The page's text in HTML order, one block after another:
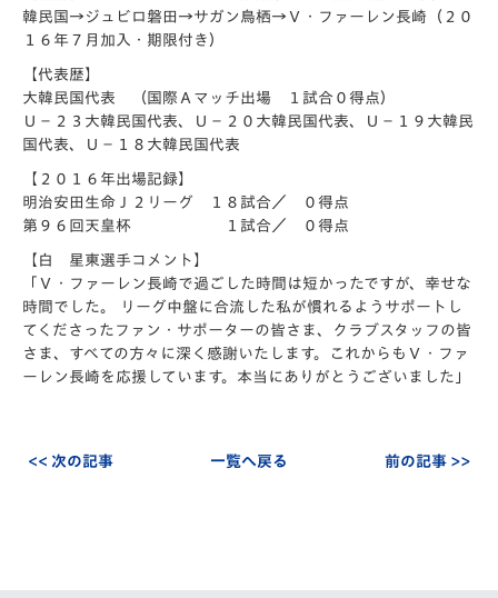
韓民国→ジュビロ磐田→サガン鳥栖→Ｖ・ファーレン長崎（２０
１６年７月加入・期限付き）
【代表歴】
大韓民国代表 （国際Ａマッチ出場 １試合０得点）
Ｕ－２３大韓民国代表、Ｕ－２０大韓民国代表、Ｕ－１９大韓民
国代表、Ｕ－１８大韓民国代表
【２０１６年出場記録】
明治安田生命Ｊ２リーグ １８試合／ ０得点
第９６回天皇杯 １試合／ ０得点
【白 星東選手コメント】
「Ｖ・ファーレン長崎で過ごした時間は短かったですが、幸せな
時間でした。 リーグ中盤に合流した私が慣れるようサポートし
てくださったファン・サポーターの皆さま、クラブスタッフの皆
さま、すべての方々に深く感謝いたします。これからもＶ・ファ
ーレン長崎を応援しています。本当にありがとうございました」
<< 次の記事 一覧へ戻る 前の記事 >>